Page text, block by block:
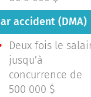
accident (DMA)
Deux fois le
jusqu’à
concurrence de
500 000 $